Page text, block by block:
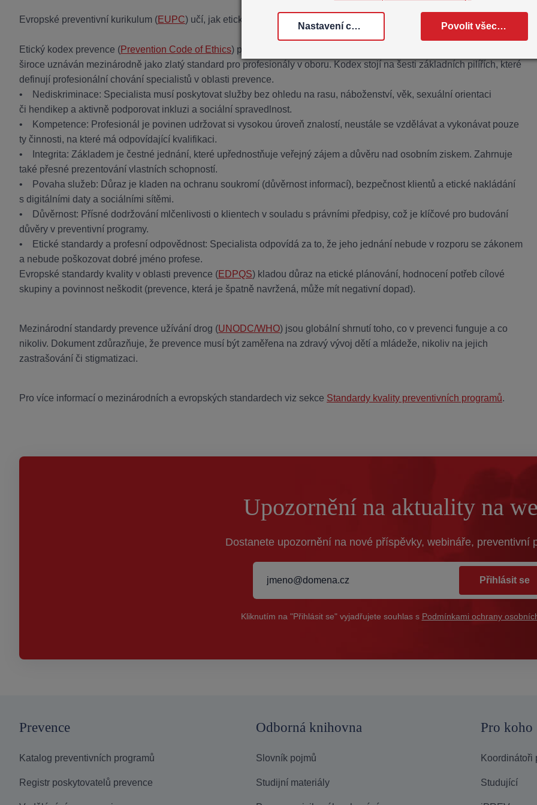
Evropské preventivní kurikulum (EUPC) učí, jak etické principy aplikovat do praxe.
Etický kodex prevence (Prevention Code of Ethics) pochází původně z USA (vytvořený organizací IC&RC), ale je
široce uznáván mezinárodně jako zlatý standard pro profesionály v oboru. Kodex stojí na šesti základních pilířích, které
definují profesionální chování specialistů v oblasti prevence.
• Nediskriminace: Specialista musí poskytovat služby bez ohledu na rasu, náboženství, věk, sexuální orientaci
či hendikep a aktivně podporovat inkluzi a sociální spravedlnost.
• Kompetence: Profesionál je povinen udržovat si vysokou úroveň znalostí, neustále se vzdělávat a vykonávat pouze
ty činnosti, na které má odpovídající kvalifikaci.
• Integrita: Základem je čestné jednání, které upřednostňuje veřejný zájem a důvěru nad osobním ziskem. Zahrnuje
také přesné prezentování vlastních schopností.
• Povaha služeb: Důraz je kladen na ochranu soukromí (důvěrnost informací), bezpečnost klientů a etické nakládání
s digitálními daty a sociálními sítěmi.
• Důvěrnost: Přísné dodržování mlčenlivosti o klientech v souladu s právními předpisy, což je klíčové pro budování
důvěry v preventivní programy.
• Etické standardy a profesní odpovědnost: Specialista odpovídá za to, že jeho jednání nebude v rozporu se zákonem
a nebude poškozovat dobré jméno profese.
Evropské standardy kvality v oblasti prevence (EDPQS) kladou důraz na etické plánování, hodnocení potřeb cílové
skupiny a povinnost neškodit (prevence, která je špatně navržená, může mít negativní dopad).
Mezinárodní standardy prevence užívání drog (UNODC/WHO) jsou globální shrnutí toho, co v prevenci funguje a co
nikoliv. Dokument zdůrazňuje, že prevence musí být zaměřena na zdravý vývoj dětí a mládeže, nikoliv na jejich
zastrašování či stigmatizaci.
Pro více informací o mezinárodních a evropských standardech viz sekce Standardy kvality preventivních programů.
Upozornění na aktuality na
Dostanete upozornění na nové příspěvky, webináře, preventivní
Přihlásit se
Kliknutím na "Přihlásit se" vyjadřujete souhlas s Podmínkami ochrany
Prevence
Katalog preventivních programů
Registr poskytovatelů prevence
Odborná knihovna
Slovník pojmů
Studijní materiály
Pro koho
Koordinátoři
Studující
Nastavení cookies Povolit všechny cookies